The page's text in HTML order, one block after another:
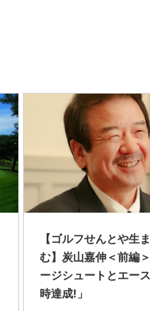
【ゴルフせんとや生
む】炭山嘉伸＜前編
ージシュートとエー
時達成!」